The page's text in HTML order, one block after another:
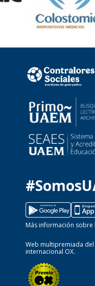
Más información sobre
Web multipremiada
internacional OX.